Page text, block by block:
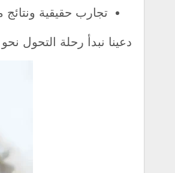
تجارب حقيقية
دعينا نبدأ رحلة التحول